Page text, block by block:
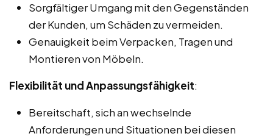
Sorgfältiger Umgang mit den Gegenständen
der Kunden, um Schäden zu vermeiden.
Genauigkeit beim Verpacken, Tragen und
Montieren von Möbeln.
Flexibilität und Anpassungsfähigkeit:
Bereitschaft, sich an wechselnde
Anforderungen und Situationen bei diesen